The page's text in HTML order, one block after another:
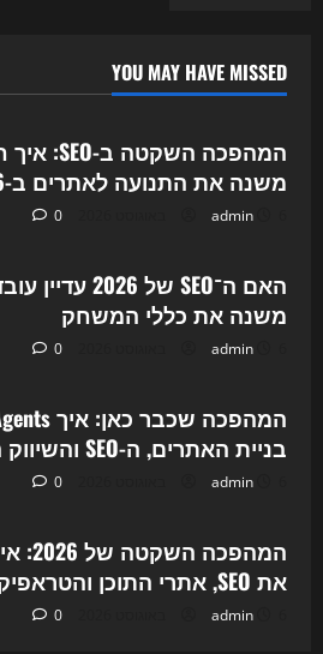
YOU MAY HAVE MISSED
Uncategorized
משנה את התנועה לאתרים ב-2026
admin
0 Uncategorized
משנה את כללי המשחק
admin
0 Uncategorized
בניית האתרים, ה-SEO והשיווק הדיגיטלי ב-2026
admin
0 Uncategorized
את SEO, אתרי התוכן והטראפיק האורגני
admin
0